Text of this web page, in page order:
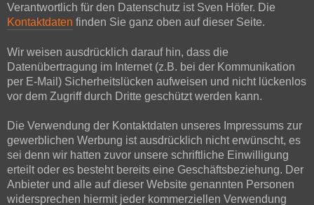
Verantwortlich für den Datenschutz ist Sven Höfer. Die
Kontaktdaten finden Sie ganz oben auf dieser Seite.
Wir weisen ausdrücklich darauf hin, dass die
Datenübertragung im Internet (z.B. bei der Kommunikation
per E-Mail) Sicherheitslücken aufweisen und nicht lückenlos
vor dem Zugriff durch Dritte geschützt werden kann.
Die Verwendung der Kontaktdaten unseres Impressums zur
gewerblichen Werbung ist ausdrücklich nicht erwünscht, es
sei denn wir hatten zuvor unsere schriftliche Einwilligung
erteilt oder es besteht bereits eine Geschäftsbeziehung. Der
Anbieter und alle auf dieser Website genannten Personen
widersprechen hiermit jeder kommerziellen Verwendung